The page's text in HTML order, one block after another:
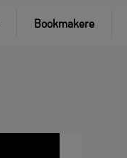
Bookmakere